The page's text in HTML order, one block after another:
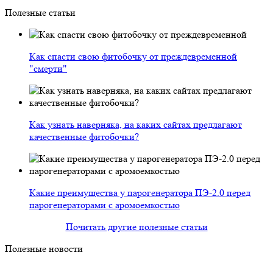
Полезные статьи
Как спасти свою фитобочку от преждевременной
"смерти"
Как узнать наверняка, на каких сайтах предлагают
качественные фитобочки?
Какие преимущества у парогенератора ПЭ-2.0 перед
парогенераторами с аромоемкостью
Почитать другие полезные статьи
Полезные новости